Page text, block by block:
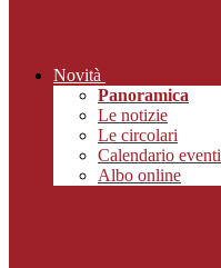
Novità
Panoramica
Le notizie
Le circolari
Calendario eventi
Albo online